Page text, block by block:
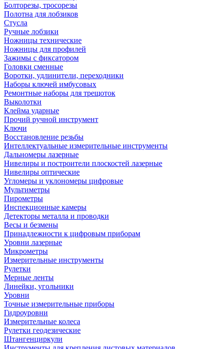
Болторезы, тросорезы
Полотна для лобзиков
Стусла
Ручные лобзики
Ножницы технические
Ножницы для профилей
Зажимы с фиксатором
Головки сменные
Воротки, удлинители, переходники
Наборы ключей имбусовых
Ремонтные наборы для трещоток
Выколотки
Клейма ударные
Прочий ручной инструмент
Ключи
Восстановление резьбы
Интеллектуальные измерительные инструменты
Дальномеры лазерные
Нивелиры и построители плоскостей лазерные
Нивелиры оптические
Угломеры и уклономеры цифровые
Мультиметры
Пирометры
Инспекционные камеры
Детекторы металла и проводки
Весы и безмены
Принадлежности к цифровым приборам
Уровни лазерные
Микрометры
Измерительные инструменты
Рулетки
Мерные ленты
Линейки, угольники
Уровни
Точные измерительные приборы
Гидроуровни
Измерительные колеса
Рулетки геодезические
Штангенциркули